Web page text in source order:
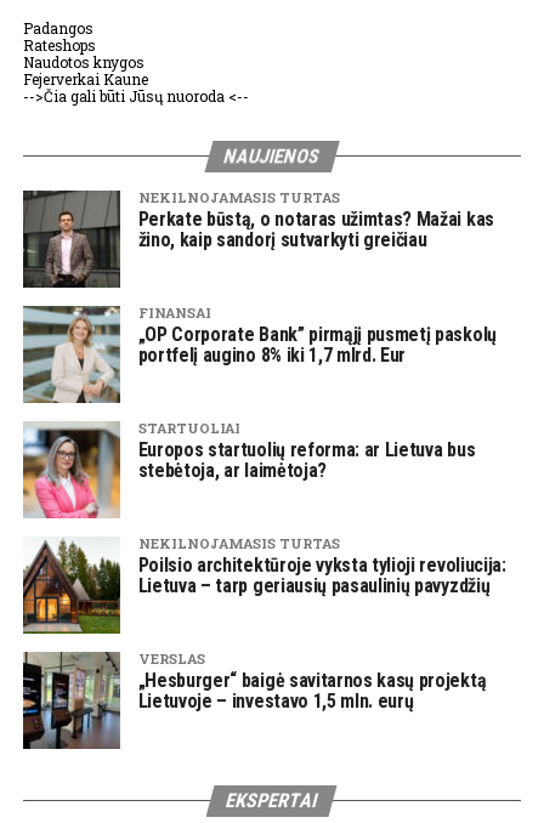
Padangos
Rateshops
Naudotos knygos
Fejerverkai Kaune
-->Čia gali būti Jūsų nuoroda <--
NAUJIENOS
NEKILNOJAMASIS TURTAS
Perkate būstą, o notaras užimtas? Mažai kas
žino, kaip sandorį sutvarkyti greičiau
FINANSAI
„OP Corporate Bank” pirmąjį pusmetį paskolų
portfelį augino 8% iki 1,7 mlrd. Eur
STARTUOLIAI
Europos startuolių reforma: ar Lietuva bus
stebėtoja, ar laimėtoja?
NEKILNOJAMASIS TURTAS
Poilsio architektūroje vyksta tylioji revoliucija:
Lietuva – tarp geriausių pasaulinių pavyzdžių
VERSLAS
„Hesburger“ baigė savitarnos kasų projektą
Lietuvoje – investavo 1,5 mln. eurų
EKSPERTAI